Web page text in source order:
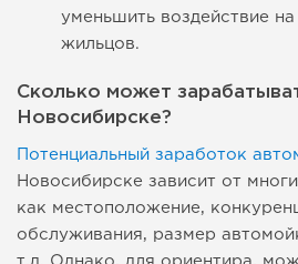
уменьшить воздействие
жильцов.
Сколько может
Новосибирске?
Потенциальный заработок
Новосибирске зависит от
как местоположение,
обслуживания, размер